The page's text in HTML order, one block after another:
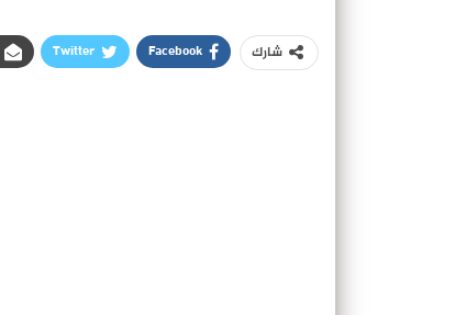
شارك Facebook
Twitter